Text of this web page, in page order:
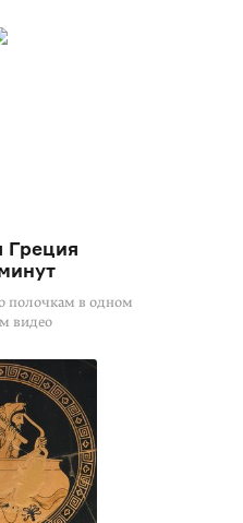
Греция
полочкам в одном
видео